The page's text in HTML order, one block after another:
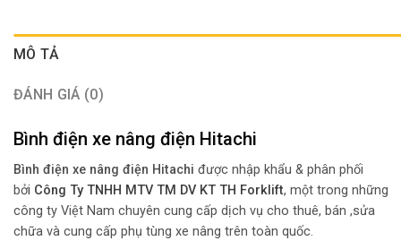
MÔ TẢ
ĐÁNH GIÁ (0)
Bình điện xe nâng điện Hitachi
Bình điện xe nâng điện Hitachi được nhập khẩu & phân phối
bởi Công Ty TNHH MTV TM DV KT TH Forklift, một trong những
công ty Việt Nam chuyên cung cấp dịch vụ cho thuê, bán ,sửa
chữa và cung cấp phụ tùng xe nâng trên toàn quốc.